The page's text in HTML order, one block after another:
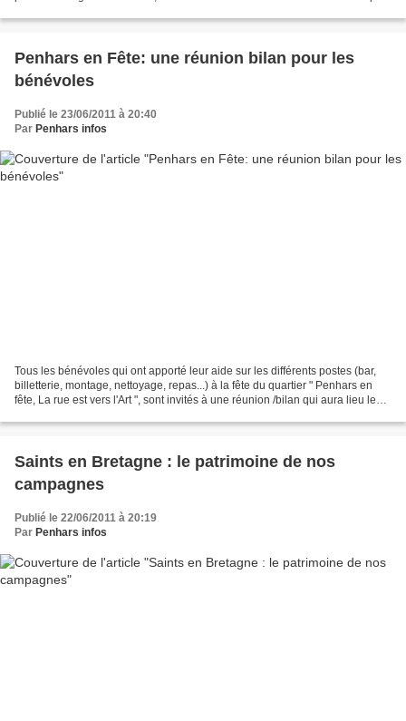
Penhars en Fête: une réunion bilan pour les
bénévoles
Publié le 23/06/2011 à 20:40
Par Penhars infos
Tous les bénévoles qui ont apporté leur aide sur les différents postes (bar,
billetterie, montage, nettoyage, repas...) à la fête du quartier " Penhars en
fête, La rue est vers l'Art ", sont invités à une réunion /bilan qui aura lieu le
Saints en Bretagne : le patrimoine de nos
campagnes
Publié le 22/06/2011 à 20:19
Par Penhars infos